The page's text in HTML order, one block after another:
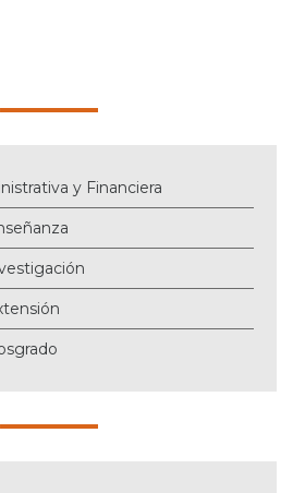
y Financiera